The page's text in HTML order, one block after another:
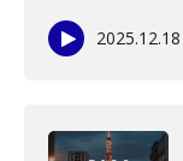
2025.12.18